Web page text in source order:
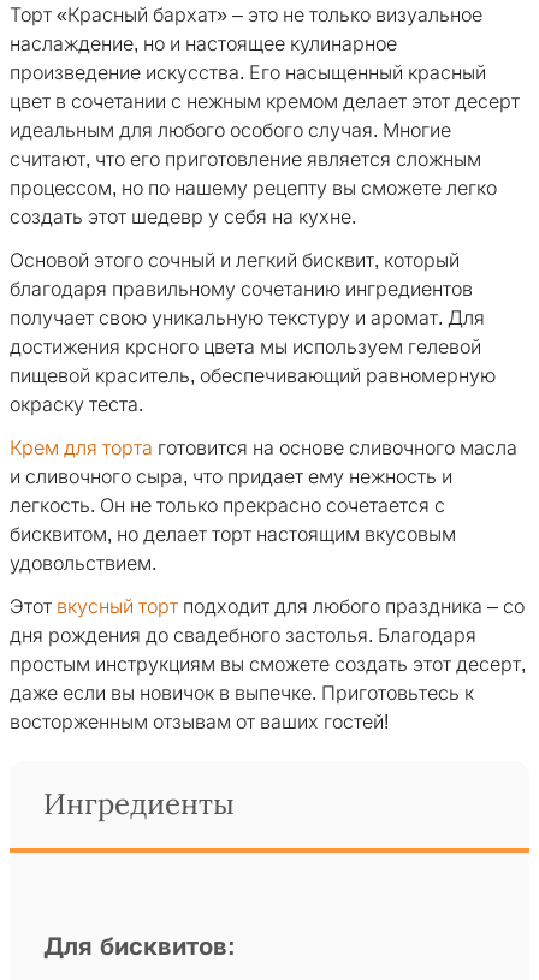
Торт «Красный бархат» – это не только визуальное
наслаждение, но и настоящее кулинарное
произведение искусства. Его насыщенный красный
цвет в сочетании с нежным кремом делает этот десерт
идеальным для любого особого случая. Многие
считают, что его приготовление является сложным
процессом, но по нашему рецепту вы сможете легко
создать этот шедевр у себя на кухне.
Основой этого сочный и легкий бисквит, который
благодаря правильному сочетанию ингредиентов
получает свою уникальную текстуру и аромат. Для
достижения крсного цвета мы используем гелевой
пищевой краситель, обеспечивающий равномерную
окраску теста.
Крем для торта готовится на основе сливочного масла
и сливочного сыра, что придает ему нежность и
легкость. Он не только прекрасно сочетается с
бисквитом, но делает торт настоящим вкусовым
удовольствием.
Этот вкусный торт подходит для любого праздника – со
дня рождения до свадебного застолья. Благодаря
простым инструкциям вы сможете создать этот десерт,
даже если вы новичок в выпечке. Приготовьтесь к
восторженным отзывам от ваших гостей!
Ингредиенты
Для бисквитов: